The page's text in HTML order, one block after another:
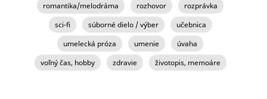
romantika/melodráma
rozhovor
rozprávka
sci-fi
súborné dielo / výber
učebnica
umelecká próza
umenie
úvaha
voľný čas, hobby
zdravie životopis, memoáre